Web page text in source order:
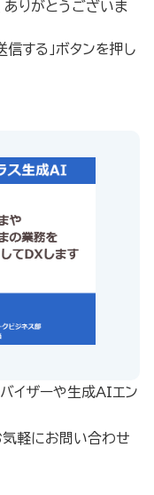
りがとうございま
信する」ボタンを押し
イザーや生成AIエン
気軽にお問い合わせ